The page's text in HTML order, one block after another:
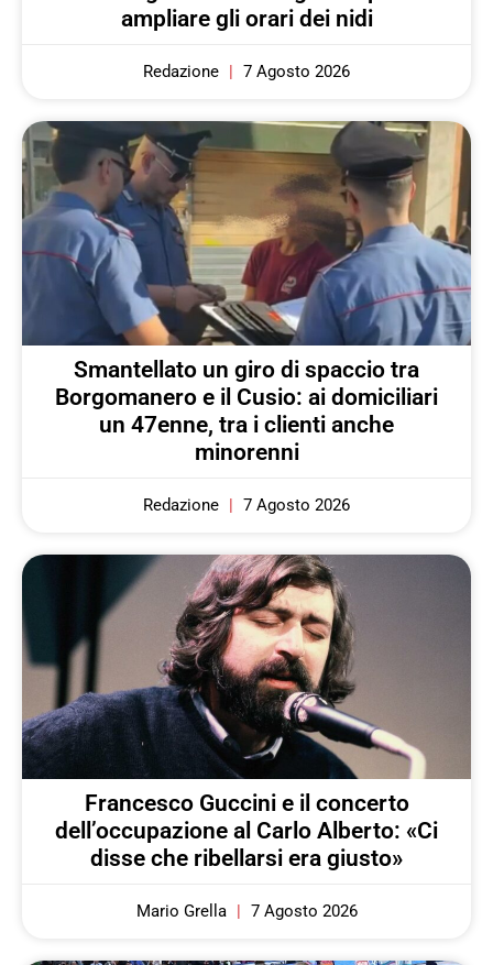
ampliare gli orari dei nidi
Redazione 7 Agosto 2026
Smantellato un giro di spaccio tra
Borgomanero e il Cusio: ai domiciliari
un 47enne, tra i clienti anche
minorenni
Redazione 7 Agosto 2026
Francesco Guccini e il concerto
dell’occupazione al Carlo Alberto: «Ci
disse che ribellarsi era giusto»
Mario Grella 7 Agosto 2026